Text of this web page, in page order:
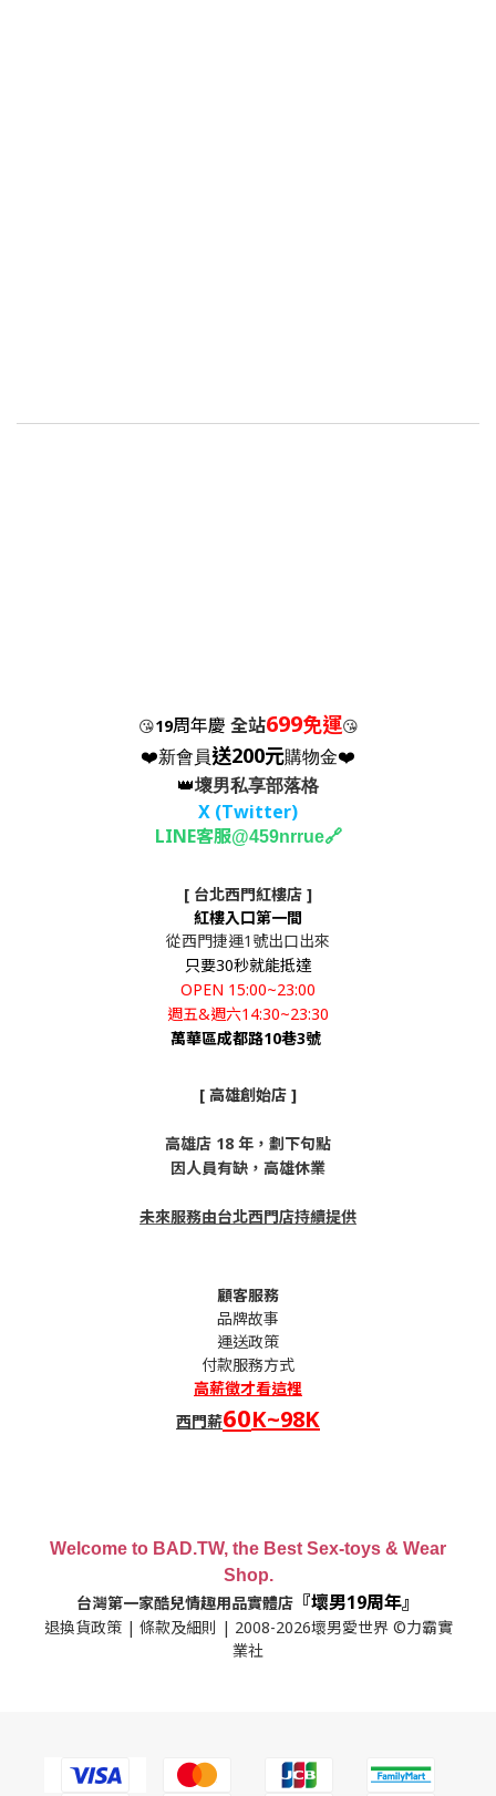
😘19周年慶 全站699免運😘
❤️新會員送200元購物金❤️
👑壞男私享部落格
X (Twitter)
LINE客服@459nrrue🔗
[ 台北西門紅樓店 ]
紅樓入口第一間
從西門捷運1號出口出來
只要30秒就能抵達
OPEN 15:00~23:00
週五&週六14:30~23:30
萬華區成都路10巷3號
[ 高雄創始店 ]
高雄店 18 年，劃下句點
因人員有缺，高雄休業
未來服務由台北西門店持續提供
顧客服務
品牌故事
運送政策
付款服務方式
高薪徵才看這裡
西門薪60K~98K
Welcome to BAD.TW, the Best Sex-toys & Wear
Shop.
台灣第一家酷兒情趣用品實體店 『壞男19周年』
退換貨政策| 條款及細則 | 2008-2026壞男愛世界 ©力霸實
業社